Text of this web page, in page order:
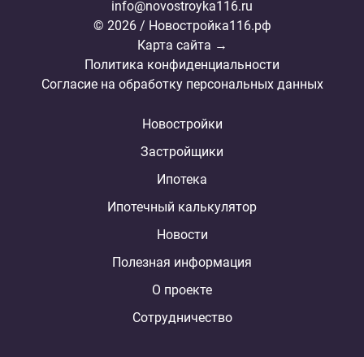
info@novostroyka116.ru
© 2026 / Новостройка116.рф
Карта сайта →
Политика конфиденциальности
Согласие на обработку персональных данных
Новостройки
Застройщики
Ипотека
Ипотечный калькулятор
Новости
Полезная информация
О проекте
Сотрудничество